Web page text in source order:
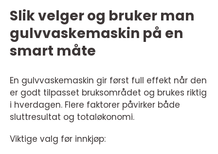
Slik velger og bruker man
gulvvaskemaskin på en
smart måte
En gulvvaskemaskin gir først full effekt når den
er godt tilpasset bruksområdet og brukes riktig
i hverdagen. Flere faktorer påvirker både
sluttresultat og totaløkonomi.
Viktige valg før innkjøp: